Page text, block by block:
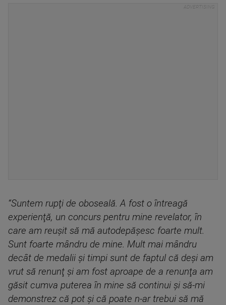
“Suntem rupţi de oboseală. A fost o întreagă
experienţă, un concurs pentru mine revelator, în
care am reuşit să mă autodepăşesc foarte mult.
Sunt foarte mândru de mine. Mult mai mândru
decât de medalii şi timpi sunt de faptul că deşi am
vrut să renunţ şi am fost aproape de a renunţa am
găsit cumva puterea în mine să continui şi să-mi
demonstrez că pot şi că poate n-ar trebui să mă